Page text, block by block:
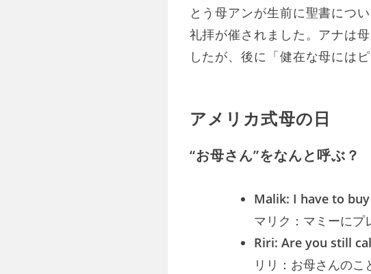
とう母アンが生前に聖書につ
礼拝が催されました。アナは
したが、後に「健在な母には
アメリカ式母の日
“お母さん”をなんと呼ぶ？
Malik: I have to
マリク：マミーにプ
Riri: Are you still
リリ：お母さんのこ